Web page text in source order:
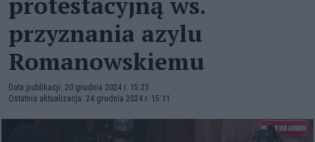
przyznania azylu
Romanowskiemu
Data publikacji: 20 grudnia 2024 r. 15:23
Ostatnia aktualizacja: 24 grudnia 2024 r. 15:11